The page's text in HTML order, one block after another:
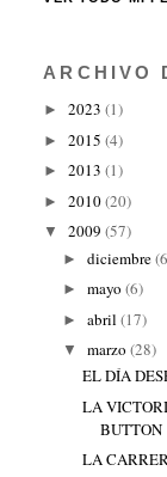
ARCHIVO
►2023(1)
►2015(4)
►2013(1)
►2010(20)
▼2009(57)
►diciembre
►mayo(6)
►abril(17)
▼marzo(28)
EL DÍA
LA
BUTTON
LA